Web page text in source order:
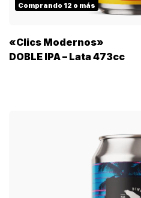
Comprando 12 o más
«Clics Modernos»
DOBLE IPA – Lata 473cc